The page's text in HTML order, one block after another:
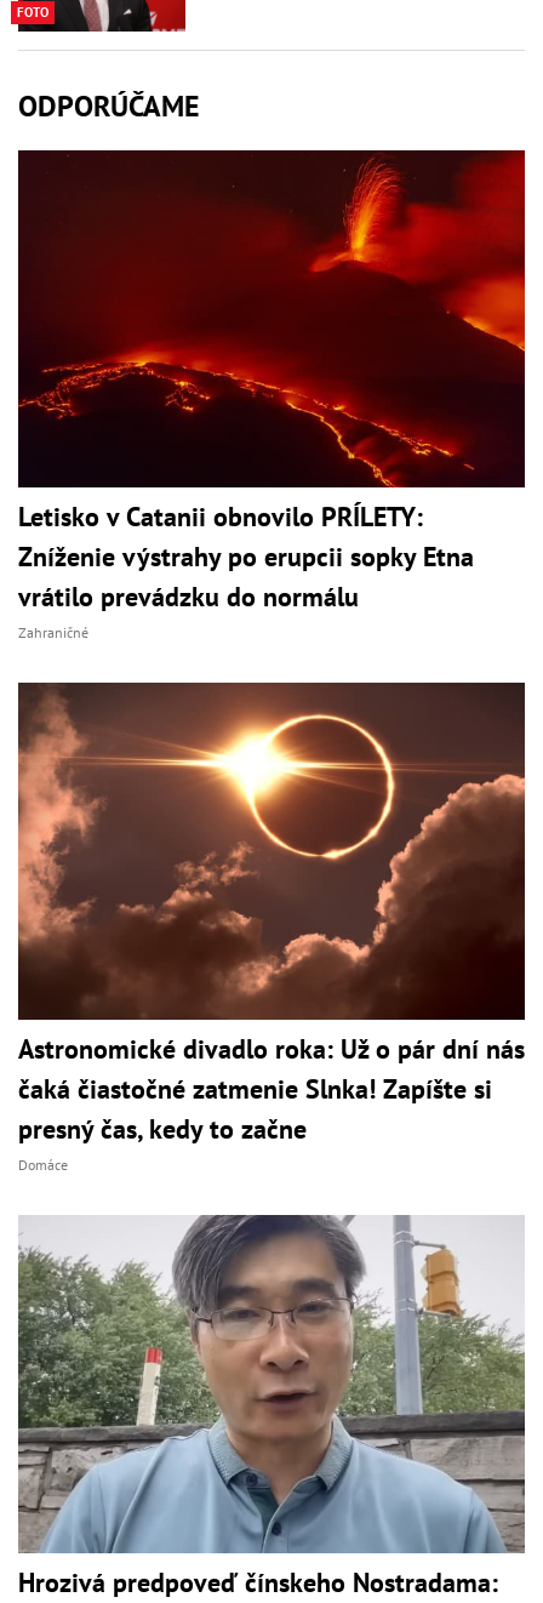
FOTO
ODPORÚČAME
Letisko v Catanii obnovilo PRÍLETY:
Zníženie výstrahy po erupcii sopky Etna
vrátilo prevádzku do normálu
Zahraničné
Astronomické divadlo roka: Už o pár dní nás
čaká čiastočné zatmenie Slnka! Zapíšte si
presný čas, kedy to začne
Domáce
Hrozivá predpoveď čínskeho Nostradama: